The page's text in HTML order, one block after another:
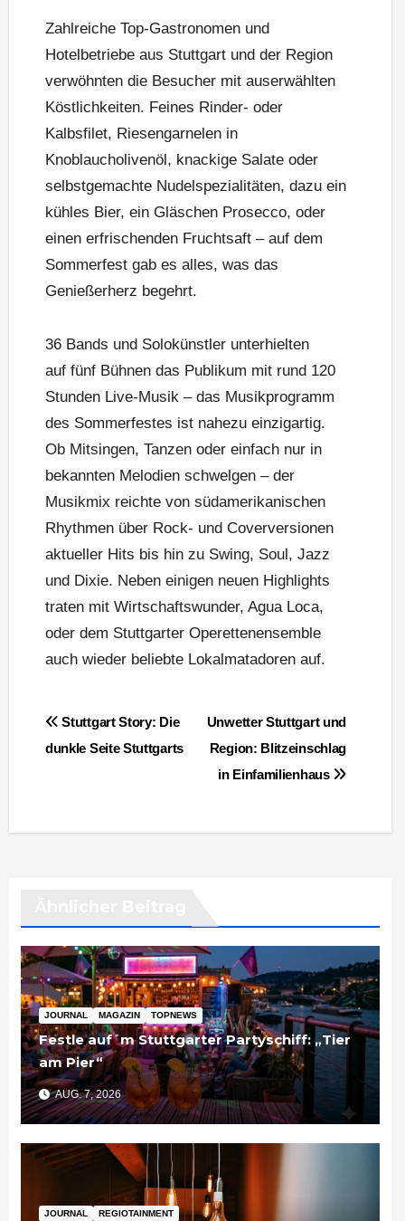
Zahlreiche Top-Gastronomen und
Hotelbetriebe aus Stuttgart und der Region
verwöhnten die Besucher mit auserwählten
Köstlichkeiten. Feines Rinder- oder
Kalbsfilet, Riesengarnelen in
Knoblaucholivenöl, knackige Salate oder
selbstgemachte Nudelspezialitäten, dazu ein
kühles Bier, ein Gläschen Prosecco, oder
einen erfrischenden Fruchtsaft – auf dem
Sommerfest gab es alles, was das
Genießerherz begehrt.
36 Bands und Solokünstler unterhielten
auf fünf Bühnen das Publikum mit rund 120
Stunden Live-Musik – das Musikprogramm
des Sommerfestes ist nahezu einzigartig.
Ob Mitsingen, Tanzen oder einfach nur in
bekannten Melodien schwelgen – der
Musikmix reichte von südamerikanischen
Rhythmen über Rock- und Coverversionen
aktueller Hits bis hin zu Swing, Soul, Jazz
und Dixie. Neben einigen neuen Highlights
traten mit Wirtschaftswunder, Agua Loca,
oder dem Stuttgarter Operettenensemble
auch wieder beliebte Lokalmatadoren auf.
BeitragsnavigationUnwetter Stuttgart und
Region: Blitzeinschlag
in Einfamilienhaus
Stuttgart Story: Die
dunkle Seite Stuttgarts
JOURNAL MAGAZIN TOPNEWS
Festle auf´m Stuttgarter Partyschiff: „Tier
am Pier“
AUG. 7, 2026
JOURNAL REGIOTAINMENT